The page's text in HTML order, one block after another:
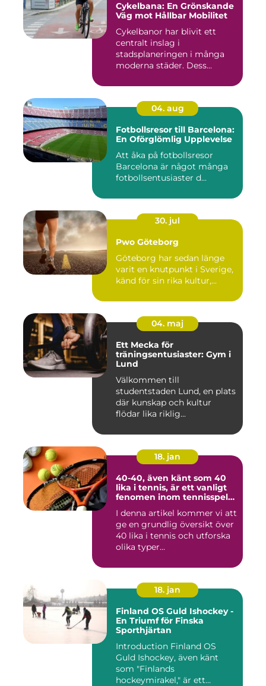
Cykelbana: En Grönskande
Väg mot Hållbar Mobilitet
Cykelbanor har blivit ett
centralt inslag i
stadsplaneringen i många
moderna städer. Dess...
04. aug
Fotbollsresor till Barcelona:
En Oförglömlig Upplevelse
Att åka på fotbollsresor
Barcelona är något många
fotbollsentusiaster d...
30. jul
Pwo Göteborg
Göteborg har sedan länge
varit en knutpunkt i Sverige,
känd för sin rika kultur,...
04. maj
Ett Mecka för
träningsentusiaster: Gym i
Lund
Välkommen till
studentstaden Lund, en plats
där kunskap och kultur
flödar lika riklig...
18. jan
40-40, även känt som 40
lika i tennis, är ett vanligt
fenomen inom tennisspelet
spännande och
frustrerande för spelare
och fans
I denna artikel kommer vi att
ge en grundlig översikt över
40 lika i tennis och utforska
olika typer...
18. jan
Finland OS Guld Ishockey -
En Triumf för Finska
Sporthjärtan
Introduction Finland OS
Guld Ishockey, även känt
som "Finlands
hockeymirakel," är ett